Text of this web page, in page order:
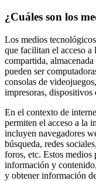
¿Cuáles son los
Los medios
que facilitan el acceso a
compartida,
pueden ser
consolas de
impresoras, dispositivos
En el contexto de
permiten el acceso a la
incluyen navegadores
búsqueda, redes
foros, etc. Estos medios
información y
y obtener información